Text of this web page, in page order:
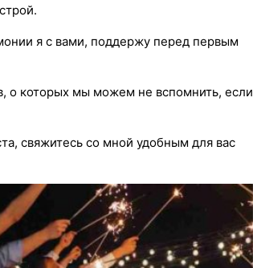
я с вами, поддержу перед первым
о которых мы можем не вспомнить, если
свяжитесь со мной удобным для вас